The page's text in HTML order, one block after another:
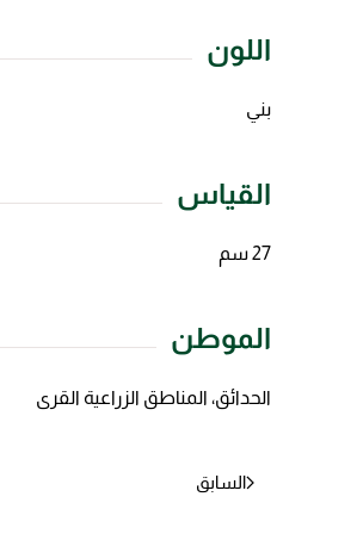
اللون
بني
القياس
27 سم
الموطن
الحدائق، المناطق الزراعية القرى
السابق